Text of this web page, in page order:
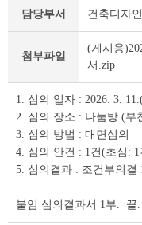
료
상
세
조
회
테
블
담당부서 건축디자
첨부파일
(게시용
서.zip
1. 심의 일자 : 2026. 3.
2. 심의 장소 : 나눔방 (부
3. 심의 방법 : 대면심의
4. 심의 안건 : 1건(초심: 1
5. 심의결과 : 조건부의결
붙임 심의결과서 1부. 끝.